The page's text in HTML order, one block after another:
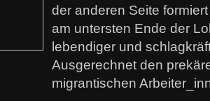
der anderen Seite
am untersten Ende der
lebendiger und
Ausgerechnet den
migrantischen